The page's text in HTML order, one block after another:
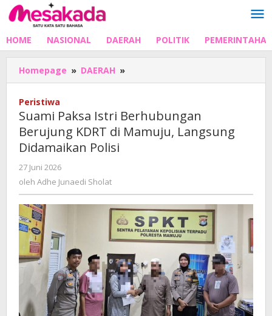
Lewati
ke
HOME NASIONAL DAERAH POLITIK
Homepage » DAERAH »
Paksa
Berujung
KDRT
Polisi
Peristiwa
Suami Paksa Istri Berhubungan
Berujung KDRT di Mamuju, Langsung
Didamaikan Polisi
27 Juni 2026
Adhe
oleh Adhe Junaedi Sholat